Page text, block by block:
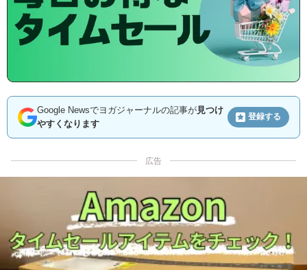
Google Newsでヨガジャーナルの記事が見つけ
やすくなります
登録する
広告